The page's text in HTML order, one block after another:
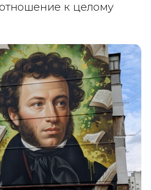
к целому